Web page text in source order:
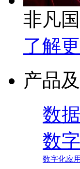
非凡
了解
产品
数
数
数字化应